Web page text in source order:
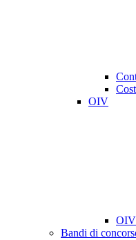
OIV
OIV
Bandi di